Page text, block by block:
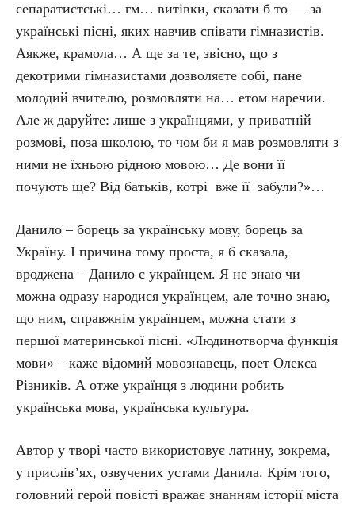
сепаратистські… гм… витівки, сказати б то — за
українські пісні, яких навчив співати гімназистів.
Аякже, крамола… А ще за те, звісно, що з
декотрими гімназистами дозволяєте собі, пане
молодий вчителю, розмовляти на… етом наречии.
Але ж даруйте: лише з українцями, у приватній
розмові, поза школою, то чом би я мав розмовляти з
ними не їхньою рідною мовою… Де вони її
почують ще? Від батьків, котрі вже її забули?»…
Данило – борець за українську мову, борець за
Україну. І причина тому проста, я б сказала,
вроджена – Данило є українцем. Я не знаю чи
можна одразу народися українцем, але точно знаю,
що ним, справжнім українцем, можна стати з
першої материнської пісні. «Людинотворча функція
мови» – каже відомий мовознавець, поет Олекса
Різників. А отже українця з людини робить
українська мова, українська культура.
Автор у творі часто використовує латину, зокрема,
у прислів’ях, озвучених устами Данила. Крім того,
головний герой повісті вражає знанням історії міста